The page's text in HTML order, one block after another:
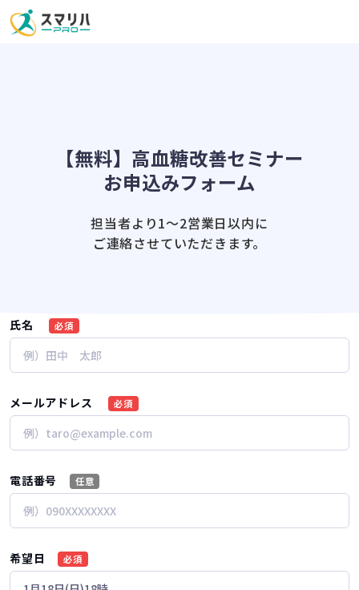
【無料】高血糖改善セミナー
お申込みフォーム
担当者より1〜2営業日以内に
ご連絡させていただきます。
氏名 必須
メールアドレス 必須
電話番号 任意
希望日 必須